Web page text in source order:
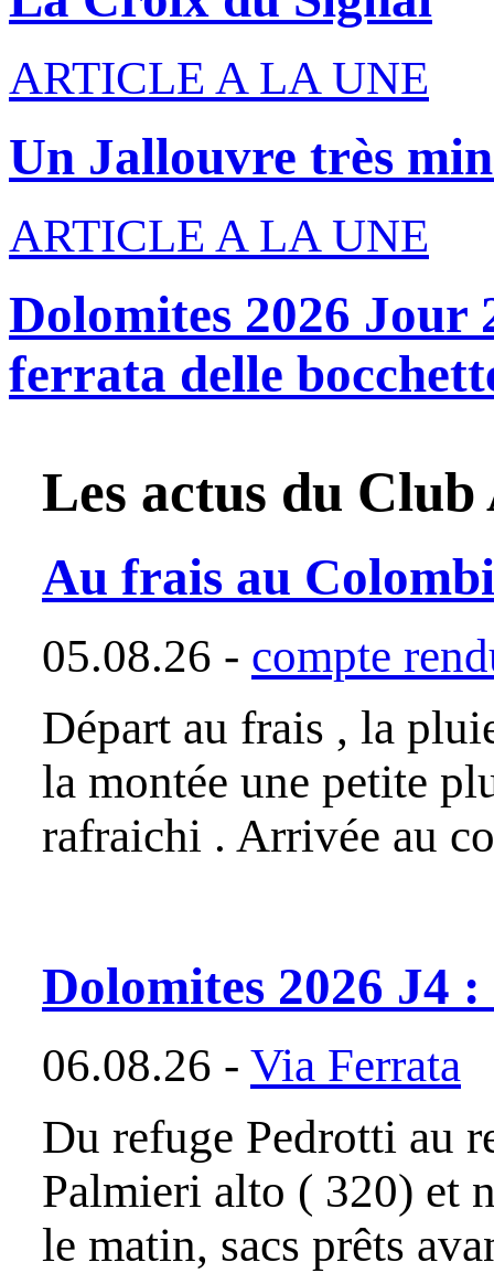
ARTICLE A LA UNE
Un Jallouvre très
ARTICLE A LA UNE
Dolomites 2026
ferrata delle
Les actus du Club
Au frais au
05.08.26 - compte
Départ au frais , la
la montée une petite
rafraichi . Arrivée au
Dolomites 2026 J4
06.08.26 - Via Ferrata
Du refuge Pedrotti au
Palmieri alto ( 320) et
le matin, sacs prêts